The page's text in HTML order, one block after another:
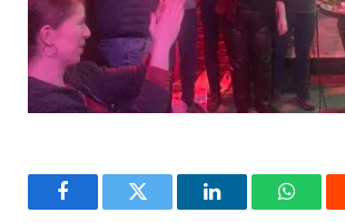
FacebookTwitter LinkedIn